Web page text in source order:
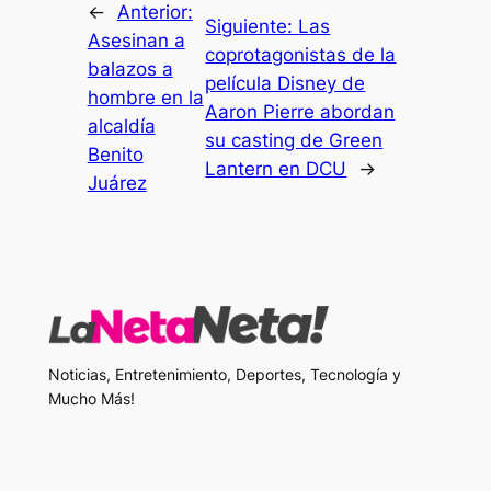
← Anterior:
Asesinan a
balazos a
hombre en la
alcaldía
Benito
Juárez
Siguiente: Las
coprotagonistas de la
película Disney de
Aaron Pierre abordan
su casting de Green
Lantern en DCU
→
Noticias, Entretenimiento, Deportes, Tecnología y
Mucho Más!